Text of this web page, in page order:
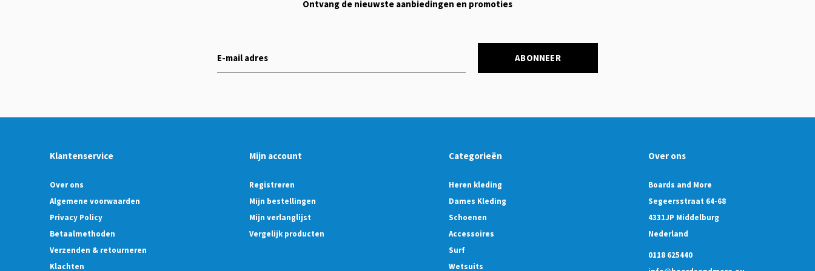
Ontvang de nieuwste aanbiedingen en promoties
ABONNEER
Klantenservice
Over ons
Algemene voorwaarden
Privacy Policy
Betaalmethoden
Verzenden & retourneren
Klachten
Mijn account
Registreren
Mijn bestellingen
Mijn verlanglijst
Vergelijk producten
Categorieën
Heren kleding
Dames Kleding
Schoenen
Accessoires
Surf
Wetsuits
Over ons
Boards and More
Segeersstraat 64-68
4331JP Middelburg
Nederland
0118 625440